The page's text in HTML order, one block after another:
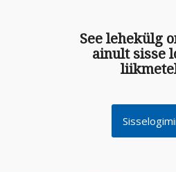
See lehekülg
ainult sisse